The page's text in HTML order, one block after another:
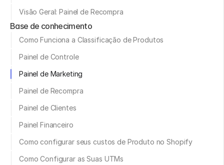
Visão Geral: Painel de Recompra
Base de conhecimento
Como Funciona a Classificação de Produtos
Painel de Controle
Painel de Marketing
Painel de Recompra
Painel de Clientes
Painel Financeiro
Como configurar seus custos de Produto no Shopify
Como Configurar as Suas UTMs